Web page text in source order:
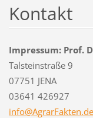
Kontakt
Impressum: Prof.
Talsteinstraße 9
07751 JENA
03641 426927
info@AgrarFakten.de